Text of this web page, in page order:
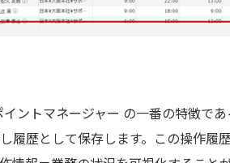
イントマネージャー の一番の特徴で
履歴として保存します。この操作